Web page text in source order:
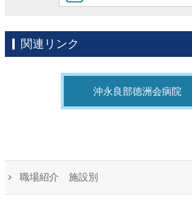
関連リンク
沖永良部徳洲会病院
職場紹介 施設別